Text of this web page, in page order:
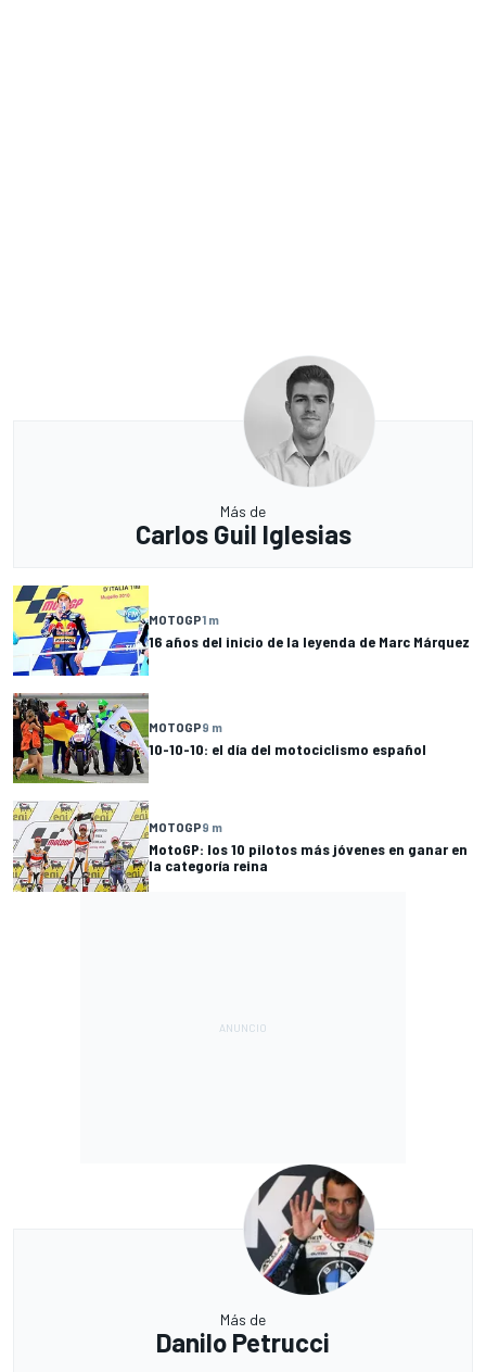
Más de
Carlos Guil Iglesias
MOTOGP1 m
16 años del inicio de la leyenda de Marc Márquez
MOTOGP9 m
10-10-10: el día del motociclismo español
MOTOGP9 m
MotoGP: los 10 pilotos más jóvenes en ganar en
la categoría reina
Más de
Danilo Petrucci